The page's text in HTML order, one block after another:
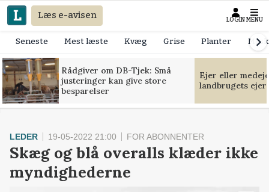
Læs e-avisen LOGIN MENU
Seneste Mest læste Kvæg Grise Planter
Rådgiver om DB-Tjek: Små
justeringer kan give store
besparelser
Ejer eller
landbrugets
LEDER 19-05-2022 21:00 FOR ABONNENTER
Skæg og blå overalls klæder ikke
myndighederne